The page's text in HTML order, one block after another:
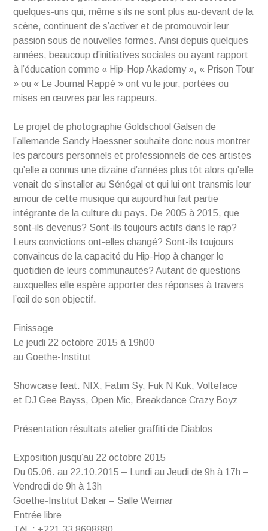
quelques-uns qui, même s’ils ne sont plus au-devant de la
scène, continuent de s’activer et de promouvoir leur
passion sous de nouvelles formes. Ainsi depuis quelques
années, beaucoup d’initiatives sociales ou ayant rapport
à l’éducation comme « Hip-Hop Akademy », « Prison Tour
» ou « Le Journal Rappé » ont vu le jour, portées ou
mises en œuvres par les rappeurs.
Le projet de photographie Goldschool Galsen de
l’allemande Sandy Haessner souhaite donc nous montrer
les parcours personnels et professionnels de ces artistes
qu’elle a connus une dizaine d’années plus tôt alors qu’elle
venait de s’installer au Sénégal et qui lui ont transmis leur
amour de cette musique qui aujourd’hui fait partie
intégrante de la culture du pays. De 2005 à 2015, que
sont-ils devenus? Sont-ils toujours actifs dans le rap?
Leurs convictions ont-elles changé? Sont-ils toujours
convaincus de la capacité du Hip-Hop à changer le
quotidien de leurs communautés? Autant de questions
auxquelles elle espère apporter des réponses à travers
l’œil de son objectif.
Finissage
Le jeudi 22 octobre 2015 à 19h00
au Goethe-Institut
Showcase feat. NIX, Fatim Sy, Fuk N Kuk, Volteface
et DJ Gee Bayss, Open Mic, Breakdance Crazy Boyz
Présentation résultats atelier graffiti de Diablos
Exposition jusqu’au 22 octobre 2015
Du 05.06. au 22.10.2015 – Lundi au Jeudi de 9h à 17h –
Vendredi de 9h à 13h
Goethe-Institut Dakar – Salle Weimar
Entrée libre